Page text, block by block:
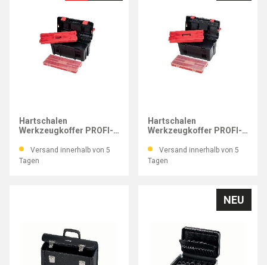
Hartschalen
Werkzeugkoffer PROFI-
Versand innerhalb von 5
Tagen
Hartschalen
Werkzeugkoffer PROFI-
Versand innerhalb von 5
Tagen
NEU